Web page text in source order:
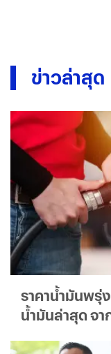
ข่าวล่าสุด
ราคาน้ำมันพรุ่
น้ำมันล่าสุด จ